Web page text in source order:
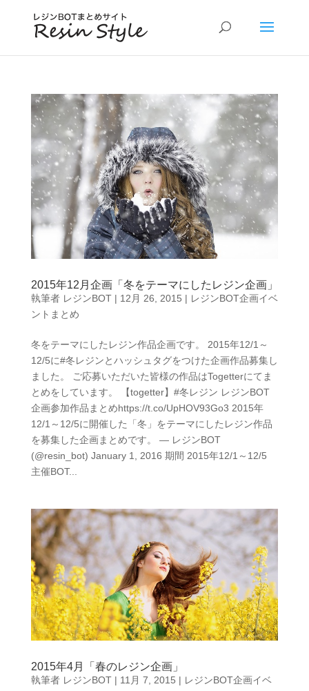
2015年12月企画「冬をテーマにしたレジン企画」
執筆者 レジンBOT| 12月 26, 2015 | レジンBOT企画イベ
ントまとめ
冬をテーマにしたレジン作品企画です。 2015年12/1～
12/5に#冬レジンとハッシュタグをつけた企画作品募集し
ました。 ご応募いただいた皆様の作品はTogetterにてま
とめをしています。 【togetter】#冬レジン レジンBOT
企画参加作品まとめhttps://t.co/UpHOV93Go3 2015年
12/1～12/5に開催した「冬」をテーマにしたレジン作品
を募集した企画まとめです。 — レジンBOT
(@resin_bot) January 1, 2016 期間 2015年12/1～12/5
主催BOT...
2015年4月「春のレジン企画」
執筆者 レジンBOT| 11月 7, 2015 | レジンBOT企画イベ